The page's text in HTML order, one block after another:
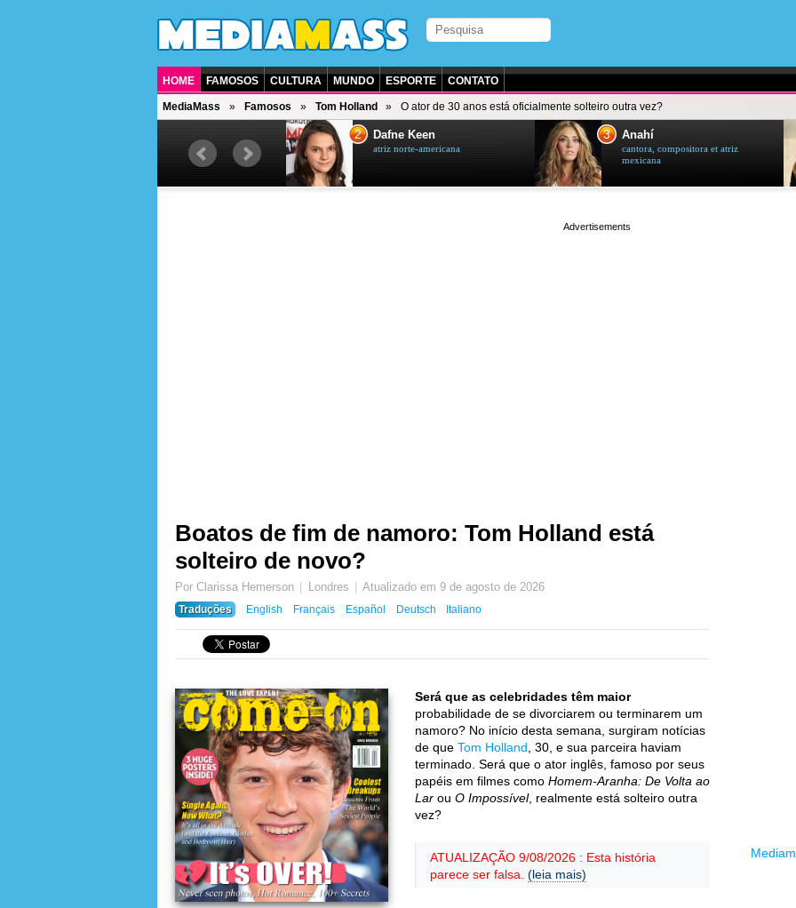
HOME FAMOSOS CULTURA MUNDO ESPORTE CONTATO
MediaMass Famosos Tom Holland O ator de 30 anos está oficialmente solteiro outra vez?
2 Dafne Keen
atriz norte-americana
3 Anahí
cantora, compositora et atriz
mexicana
Boatos de fim de namoro: Tom Holland está
solteiro de novo?
Por Clarissa Hemerson Londres Atualizado em9 de agosto de 2026
Traduções
English Français Español Deutsch Italiano
Será que as celebridades têm maior
probabilidade de se divorciarem ou terminarem um
namoro? No início desta semana, surgiram notícias
de que Tom Holland , 30, e sua parceira haviam
terminado. Será que o ator inglês, famoso por seus
papéis em filmes como Homem-Aranha: De Volta ao
Lar ou O Impossível, realmente está solteiro outra
vez?
ATUALIZAÇÃO 9/08/2026 : Esta história
parece ser falsa. (leia mais)